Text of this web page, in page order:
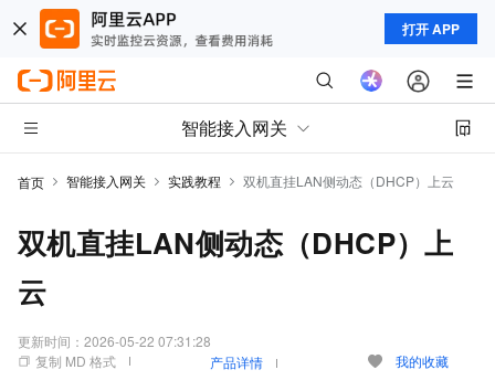
打开 APP
智能接入网关
首页 智能接入网关 实践教程 双机直挂LAN侧动态（DHCP）上云
双机直挂LAN侧动态（DHCP）上
云
更新时间： 2026-05-22 07:31:28
复制 MD 格式
产品详情 我的收藏